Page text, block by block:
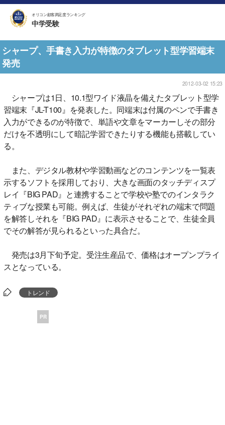
オリコン顧客満足度ランキング
中学受験
シャープ、手書き入力が特徴のタブレット型学習端末
発売
2012-03-02 15:23
シャープは1日、10.1型ワイド液晶を備えたタブレット型学
習端末『JL-T100』を発表した。同端末は付属のペンで手書き
入力ができるのが特徴で、単語や文章をマーカーしその部分
だけを不透明にして暗記学習できたりする機能も搭載してい
る。
また、デジタル教材や学習動画などのコンテンツを一覧表
示するソフトを採用しており、大きな画面のタッチディスプ
レイ『BIG PAD』と連携することで学校や塾でのインタラク
ティブな授業も可能。例えば、生徒がそれぞれの端末で問題
を解答しそれを『BIG PAD』に表示させることで、生徒全員
でその解答が見られるといった具合だ。
発売は3月下旬予定。受注生産品で、価格はオープンプライ
スとなっている。
トレンド
PR